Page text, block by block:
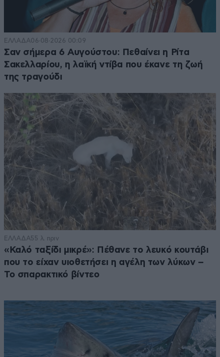
ΕΛΛΑΔΑ06·08·2026 00:09
Σαν σήμερα 6 Αυγούστου: Πεθαίνει η Ρίτα
Σακελλαρίου, η λαϊκή ντίβα που έκανε τη ζωή
της τραγούδι
ΕΛΛΑΔΑ55 λ. πριν
«Καλό ταξίδι μικρέ»: Πέθανε το λευκό κουτάβι
που το είχαν υιοθετήσει η αγέλη των λύκων –
Το σπαρακτικό βίντεο